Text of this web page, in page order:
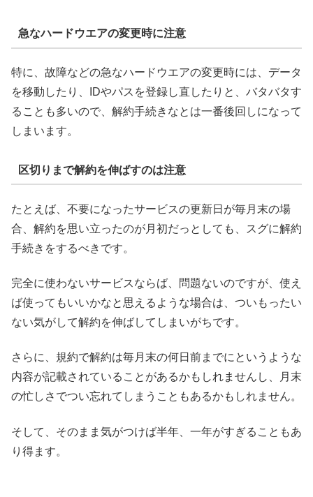
急なハードウエアの変更時に注意
特に、故障などの急なハードウエアの変更時には、データ
を移動したり、IDやパスを登録し直したりと、バタバタす
ることも多いので、解約手続きなとは一番後回しになって
しまいます。
区切りまで解約を伸ばすのは注意
たとえば、不要になったサービスの更新日が毎月末の場
合、解約を思い立ったのが月初だっとしても、スグに解約
手続きをするべきです。
完全に使わないサービスならば、問題ないのですが、使え
ば使ってもいいかなと思えるような場合は、ついもったい
ない気がして解約を伸ばしてしまいがちです。
さらに、規約で解約は毎月末の何日前までにというような
内容が記載されていることがあるかもしれませんし、月末
の忙しさでつい忘れてしまうこともあるかもしれません。
そして、そのまま気がつけば半年、一年がすぎることもあ
り得ます。